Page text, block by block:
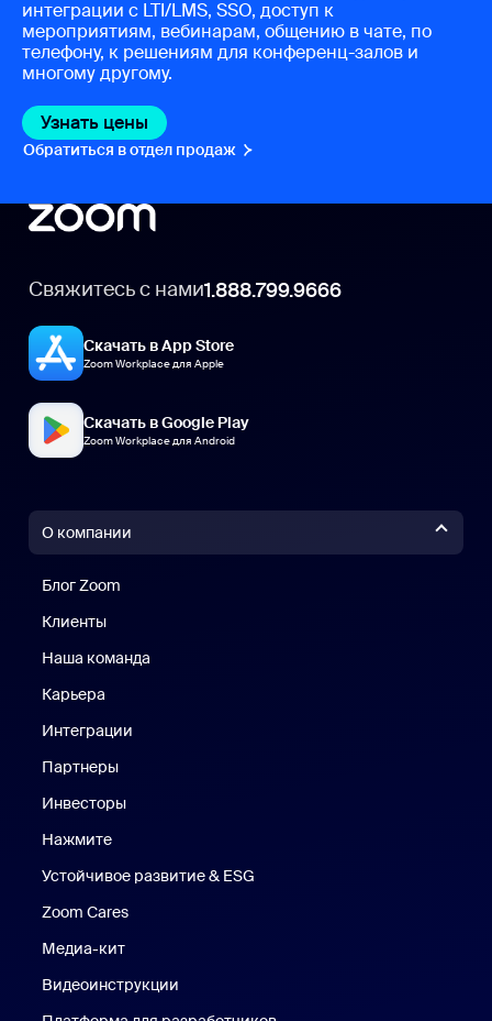
интеграции с LTI/LMS, SSO, доступ к
мероприятиям, вебинарам, общению в чате, по
телефону, к решениям для конференц-залов и
многому другому.
Узнать цены Узнать цены
Обратиться в отдел продаж Обратиться в отдел продаж
Свяжитесь с нами1.888.799.9666
Скачать в App Store
Zoom Workplace для Apple
Скачать в Google Play
Zoom Workplace для Android
О компании
Блог Zoom
Клиенты
Наша команда
Карьера
Интеграции
Партнеры
Инвесторы
Нажмите
Устойчивое развитие & ESG
Zoom Cares
Медиа-кит
Видеоинструкции